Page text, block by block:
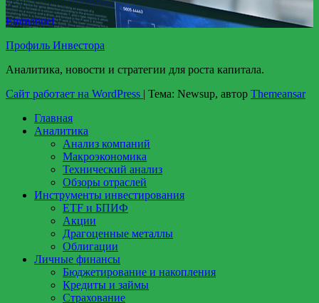
Emmanuel
Профиль Инвестора
Аналитика, новости и стратегии для роста капитала.
Сайт работает на WordPress | Тема: Newsup, автор Themeansar
Главная
Аналитика
Анализ компаний
Макроэкономика
Технический анализ
Обзоры отраслей
Инструменты инвестирования
ETF и БПИФ
Акции
Драгоценные металлы
Облигации
Личные финансы
Бюджетирование и накопления
Кредиты и займы
Страхование